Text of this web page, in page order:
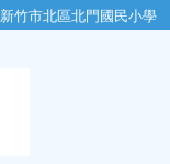
新竹市北區北門國民小學